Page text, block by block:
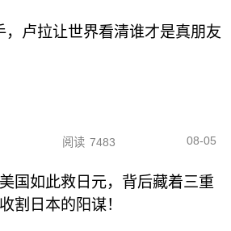
，卢拉让世界看清谁才是真朋友
阅读 7483 08-05
美国如此救日元，背后藏着三重
收割日本的阳谋！